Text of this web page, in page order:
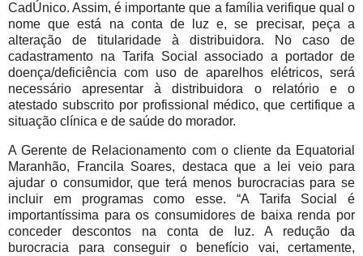
CadÚnico. Assim, é importante que a família verifique qual o
nome que está na conta de luz e, se precisar, peça a
alteração de titularidade à distribuidora. No caso de
cadastramento na Tarifa Social associado a portador de
doença/deficiência com uso de aparelhos elétricos, será
necessário apresentar à distribuidora o relatório e o
atestado subscrito por profissional médico, que certifique a
situação clínica e de saúde do morador.
A Gerente de Relacionamento com o cliente da Equatorial
Maranhão, Francila Soares, destaca que a lei veio para
ajudar o consumidor, que terá menos burocracias para se
incluir em programas como esse. “A Tarifa Social é
importantíssima para os consumidores de baixa renda por
conceder descontos na conta de luz. A redução da
burocracia para conseguir o benefício vai, certamente,